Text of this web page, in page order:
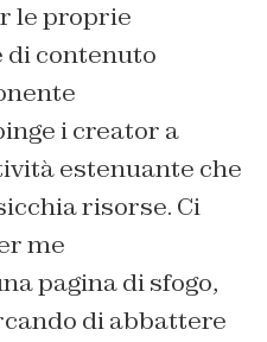
le proprie
di contenuto
i creator a
estenuante che
risorse. Ci
me
pagina di sfogo,
di abbattere